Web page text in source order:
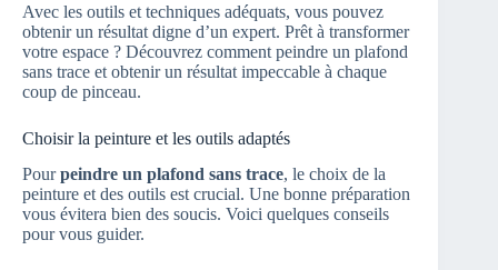
Avec les outils et techniques adéquats, vous pouvez
obtenir un résultat digne d’un expert. Prêt à transformer
votre espace ? Découvrez comment peindre un plafond
sans trace et obtenir un résultat impeccable à chaque
coup de pinceau.
Choisir la peinture et les outils adaptés
Pourpeindre un plafond sans trace, le choix de la
peinture et des outils est crucial. Une bonne préparation
vous évitera bien des soucis. Voici quelques conseils
pour vous guider.